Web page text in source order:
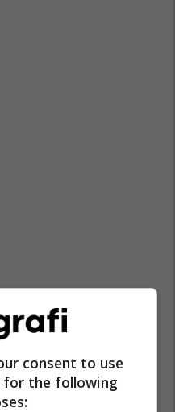
Arta Bilalli-Zendeli
consent to use
for the following